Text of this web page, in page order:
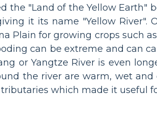
the "Land of the Yellow
it its name "Yellow River".
Plain for growing crops such
can be extreme and can
or Yangtze River is even
the river are warm, wet
tributaries which made it useful